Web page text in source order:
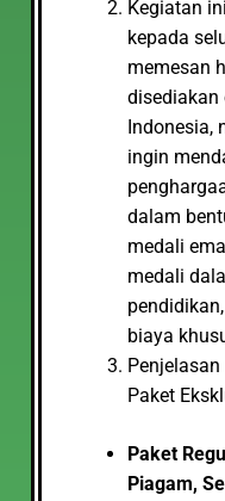
Kegiatan
kepada
memesan
disediakan
Indonesia,
ingin
dalam
medali
medali
biaya
Penjelasan
Paket
Paket
Piagam,